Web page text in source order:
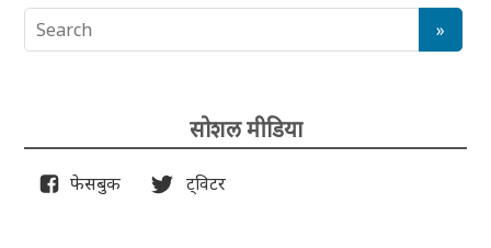
सोशल मीडिया
फेसबुक ट्विटर